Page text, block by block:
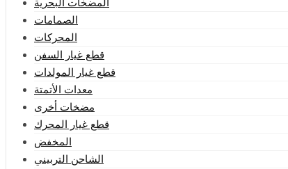
الصمامات
المحركات
قطع غيار السفن
قطع غيار المولدات
معدات الأتمتة
مضخات أخرى
قطع غيار المحرك
المخفض
الشاحن التربيني